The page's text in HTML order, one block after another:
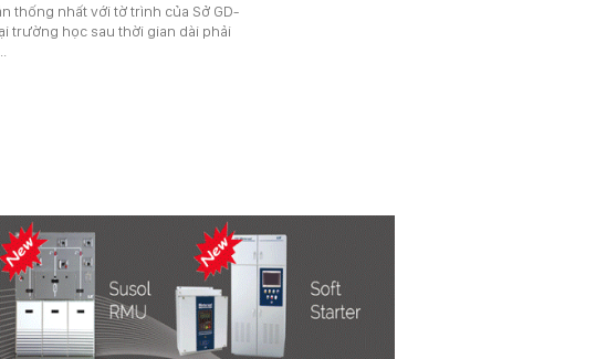
thống nhất với tờ trình của Sở GD-
trường học sau thời gian dài phải